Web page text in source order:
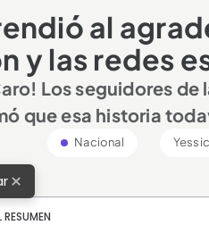
al
y las redes
Los seguidores
que esa historia
Nacional
×